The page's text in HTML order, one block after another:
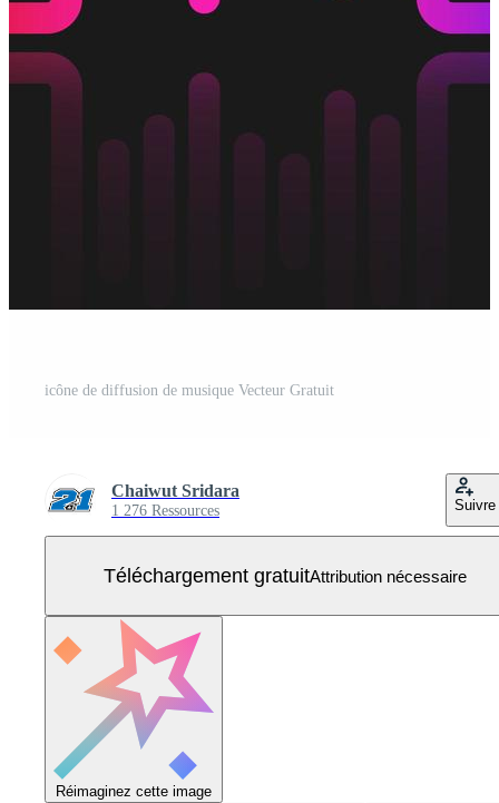
icône de diffusion de musique Vecteur Gratuit
Chaiwut Sridara
1 276 Ressources Suivre
Téléchargement gratuitAttribution nécessaire
Réimaginez cette image